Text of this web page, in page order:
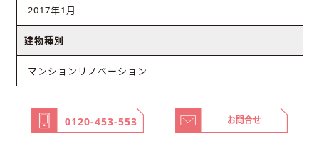
2017年1月
建物種別
マンションリノベーション
0120-453-553 お問合せ